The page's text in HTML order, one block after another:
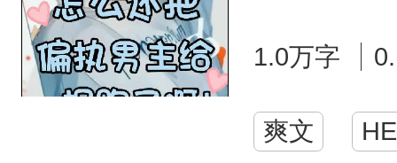
1.0万字
爽文 HE